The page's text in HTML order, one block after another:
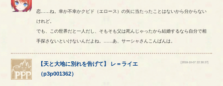
恋……ね。幸か不幸かクピド（エロース）の矢に当たったことはないから分からない
けれど。
でも、この世界だと一人だし、そもそも父は死んじゃったから結婚するなら自分で相
手探さないといけないんだよね。……あ、サーシャさんこんばんは。
【天と大地に別れを告げて 】 レ ＝ ライエ
（p3p001362）
[2018-10-07 22:30:27]